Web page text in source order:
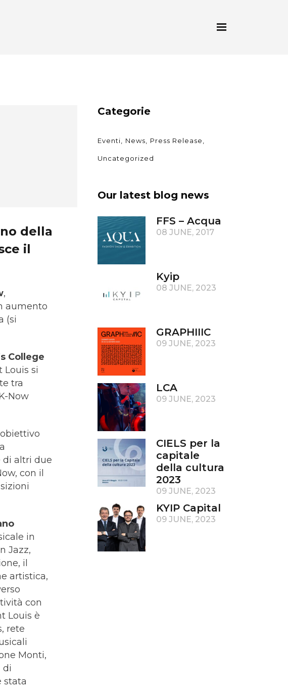
della
il
,
aumento
(si
College
Louis si
tra
Now
a
di altri due
con il
in
Jazz,
il
artistica,
con
Louis è
rete
Monti,
di
stata
Categorie
Eventi News Press Release
Uncategorized
Our latest blog news
FFS – Acqua
08 JUNE, 2017
Kyip
08 JUNE, 2023
GRAPHIIIC
09 JUNE, 2023
LCA
09 JUNE, 2023
CIELS per la
capitale
della cultura
2023
09 JUNE, 2023
KYIP Capital
09 JUNE, 2023